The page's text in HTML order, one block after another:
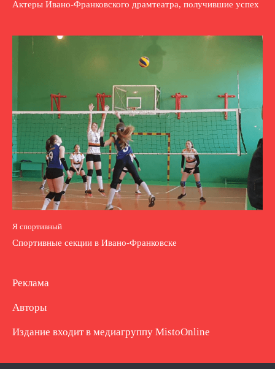
Актеры Ивано-Франковского драмтеатра, получившие успех
Я спортивный
Спортивные секции в Ивано-Франковске
Реклама
Авторы
Издание входит в медиагруппу MistoOnline